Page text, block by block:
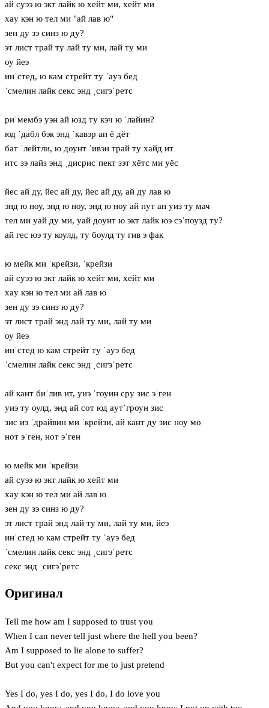
ай суээ ю экт лайк ю хейт ми, хейт ми
хaу кэн ю тел ми "ай лав ю"
зен ду зэ синз ю ду?
эт лист трай ту лай ту ми, лай ту ми
оу йеэ
инˈстед, ю кам стрейт ту ˈaуэ бед
ˈсмелин лайк секс энд ˌсигэˈретс
риˈмембэ уэн ай юзд ту кэч ю ˈлайин?
юд ˈдабл бэк энд ˈкавэр ап ё дёт
бат ˈлейтли, ю доунт ˈивэн трай ту хайд ит
итс зэ лайз энд ˌдисрисˈпект зэт хётс ми уёс
йес ай ду, йес ай ду, йес ай ду, ай ду лав ю
энд ю ноу, энд ю ноу, энд ю ноу ай пут ап уиз ту мач
тел ми уай ду ми, уай доунт ю экт лайк юэ сэˈпоузд ту?
ай гес юэ ту коулд, ту боулд ту гив э фак
ю мейк ми ˈкрейзи, ˈкрейзи
ай суээ ю экт лайк ю хейт ми, хейт ми
хaу кэн ю тел ми ай лав ю
зен ду зэ синз ю ду?
эт лист трай энд лай ту ми, лай ту ми
оу йеэ
инˈстед ю кам стрейт ту ˈaуэ бед
ˈсмелин лайк секс энд ˌсигэˈретс
ай кант биˈлив ит, уиэ ˈгоуин сру зис эˈген
уиэ ту оулд, энд ай сот юд aутˈгроун зис
зис из ˈдрайвин ми ˈкрейзи, ай кант ду зис ноу мо
нот эˈген, нот эˈген
ю мейк ми ˈкрейзи
ай суээ ю экт лайк ю хейт ми
хaу кэн ю тел ми ай лав ю
зен ду зэ синз ю ду?
эт лист трай энд лай ту ми, лай ту ми, йеэ
инˈстед ю кам стрейт ту ˈaуэ бед
ˈсмелин лайк секс энд ˌсигэˈретс
секс энд ˌсигэˈретс
Оригинал
Tell me how am I supposed to trust you
When I can never tell just where the hell you been?
Am I supposed to lie alone to suffer?
But you can't expect for me to just pretend
Yes I do, yes I do, yes I do, I do love you